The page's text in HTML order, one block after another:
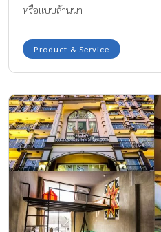
หรือแบบล้านนา
Product & Service